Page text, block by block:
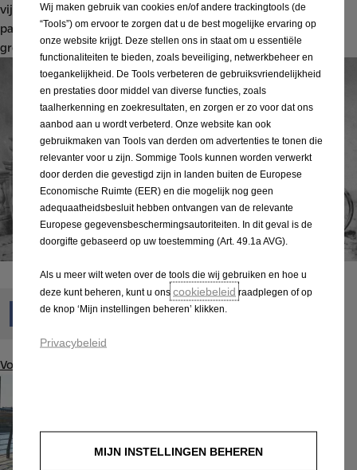
vijfpersoons fiets gebouwd waarop de Opel-broers samen op
pad kunnen. Opel boekt opnieuw succes en blijft verder
groeien.
Volgende bericht
Wij maken gebruik van cookies en/of andere trackingtools (de
“Tools”) om ervoor te zorgen dat u de best mogelijke ervaring op
onze website krijgt. Deze stellen ons in staat om u essentiële
functionaliteiten te bieden, zoals beveiliging, netwerkbeheer en
toegankelijkheid. De Tools verbeteren de gebruiksvriendelijkheid
en prestaties door middel van diverse functies, zoals
taalherkenning en zoekresultaten, en zorgen er zo voor dat ons
aanbod aan u wordt verbeterd. Onze website kan ook
gebruikmaken van Tools van derden om advertenties te tonen die
relevanter voor u zijn. Sommige Tools kunnen worden verwerkt
door derden die gevestigd zijn in landen buiten de Europese
Economische Ruimte (EER) en die mogelijk nog geen
adequaatheidsbesluit hebben ontvangen van de relevante
Europese gegevensbeschermingsautoriteiten. In dit geval is de
doorgifte gebaseerd op uw toestemming (Art. 49.1a AVG).
Als u meer wilt weten over de tools die wij gebruiken en hoe u
deze kunt beheren, kunt u ons cookiebeleid raadplegen of op
de knop ‘Mijn instellingen beheren’ klikken.
Privacybeleid
MIJN INSTELLINGEN BEHEREN